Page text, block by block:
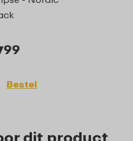
99
Bestel
dit product